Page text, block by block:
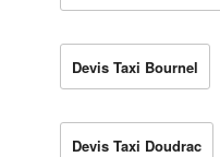
Devis Taxi Bournel
Devis Taxi Doudrac